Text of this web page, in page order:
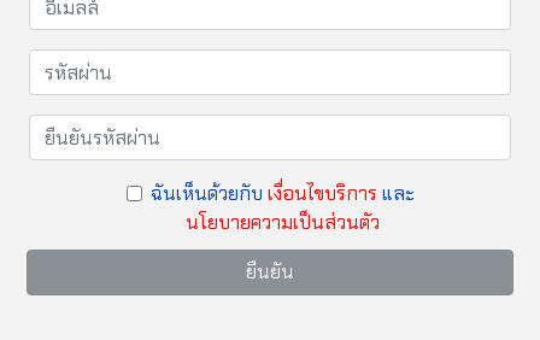
ฉันเห็นด้วยกับ เงื่อนไขบริการ และ
นโยบายความเป็นส่วนตัว
ยืนยัน